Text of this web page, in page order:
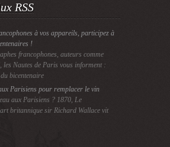
RSS
à vos appareils, participez à
!
francophones, auteurs comme
les Nautes de Paris vous informent :
bicentenaire
Parisiens pour remplacer le vin
aux Parisiens ? 1870, Le
britannique sir Richard Wallace vit